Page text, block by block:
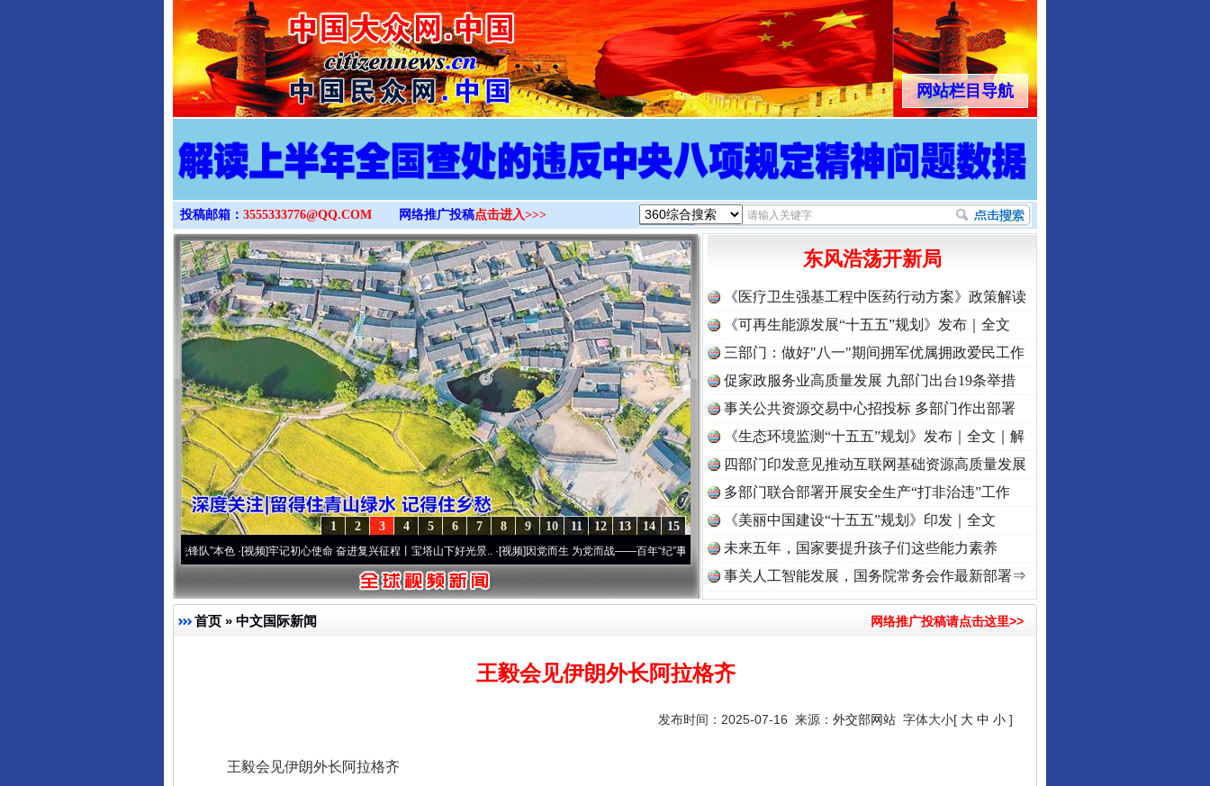
>
网站栏目导航
投稿邮箱： 3555333776@QQ.COM 网络推广投稿点击进入>>>
15
14
13
12
11
10
9
8
7
6
5
4
3
2
1
·[视频]牢记初心使命 奋进复兴征程丨宝塔山下好光景..·[视频]因党而生 为党而战——百年“纪”事⑧加强纪律.. ·[视频]牢记初心使命 奋进复兴征程丨“转折之城”激荡..·[视频]牢记初心使命 奋进复兴征程丨红船起航处 潮起..
东风浩荡开新局
《医疗卫生强基工程中医药行动方案》政策解读
《可再生能源发展“十五五”规划》发布｜全文
三部门：做好"八一"期间拥军优属拥政爱民工作
促家政服务业高质量发展 九部门出台19条举措
事关公共资源交易中心招投标 多部门作出部署
《生态环境监测“十五五”规划》发布｜全文｜解
读
四部门印发意见推动互联网基础资源高质量发展
多部门联合部署开展安全生产“打非治违”工作
《美丽中国建设“十五五”规划》印发｜全文
未来五年，国家要提升孩子们这些能力素养
事关人工智能发展，国务院常务会作最新部署⇒
首页 » 中文国际新闻 网络推广投稿请点击这里>>
王毅会见伊朗外长阿拉格齐
发布时间：2025-07-16 来源： 外交部网站 字体大小[ 大 中 小 ]
王毅会见伊朗外长阿拉格齐